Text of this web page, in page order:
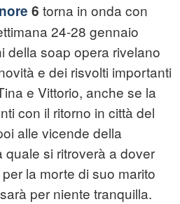
6 torna in onda con
24-28 gennaio
della soap opera rivelano
e dei risvolti importanti
e Vittorio, anche se la
con il ritorno in città del
alle vicende della
si ritroverà a dover
la morte di suo marito
per niente tranquilla.